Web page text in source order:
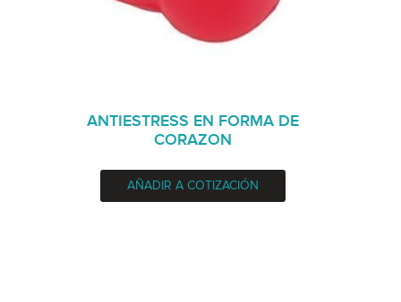
ANTIESTRESS EN FORMA DE
CORAZON
AÑADIR A COTIZACIÓN